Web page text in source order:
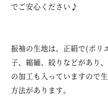
でご安心ください♪
振袖の生地は、正絹で(ポリ
子、縮緬、絞りなどがあり
の加工も入っていますので
方法があります。